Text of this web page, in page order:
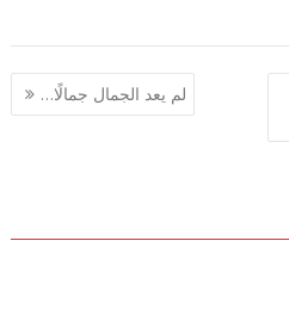
لم يعد الجمال جمالًا…